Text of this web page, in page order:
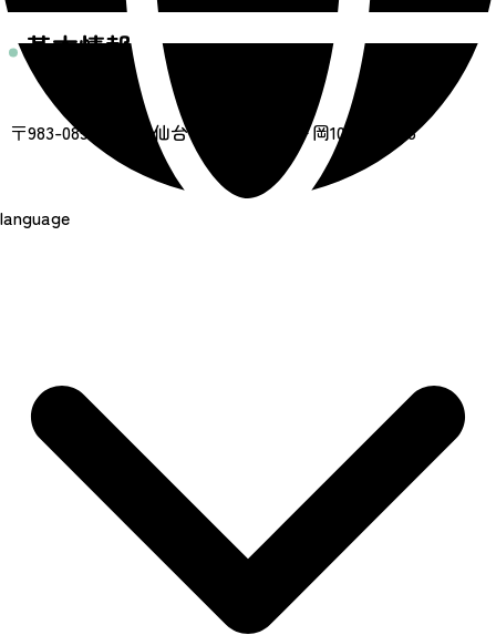
language
基本情報
〒983-0851 宮城県仙台市宮城野区榴ヶ岡105番地の3